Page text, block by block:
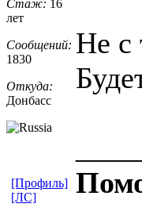
Стаж: 16
лет
Сообщений:
1830
Откуда:
Донбасс
Не с
[Профиль]
[ЛС]